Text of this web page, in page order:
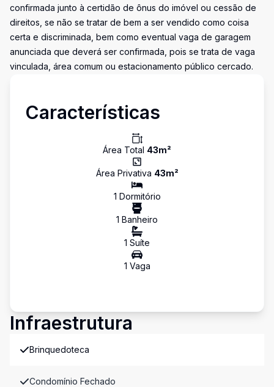
confirmada junto à certidão de ônus do imóvel ou cessão de
direitos, se não se tratar de bem a ser vendido como coisa
certa e discriminada, bem como eventual vaga de garagem
anunciada que deverá ser confirmada, pois se trata de vaga
vinculada, área comum ou estacionamento público cercado.
Características
Área Total 43m²
Área Privativa 43m²
1 Dormitório
1 Banheiro
1 Suíte
1 Vaga
Infraestrutura
Brinquedoteca
Condomínio Fechado